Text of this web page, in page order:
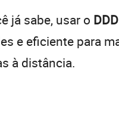
já sabe, usar o
e eficiente para
à distância.